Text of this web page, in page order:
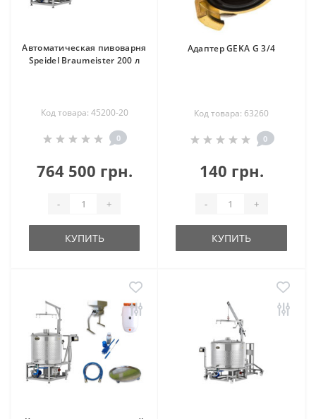
Автоматическая пивоварня
Speidel Braumeister 200 л
Код товара: 45200-20
0
764 500 грн.
- +
КУПИТЬ
Адаптер GEKA G 3/4
Код товара: 63260
0
140 грн.
- +
КУПИТЬ